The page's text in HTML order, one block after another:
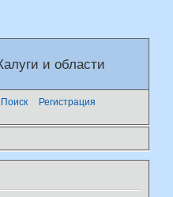
и области
Поиск
Регистрация